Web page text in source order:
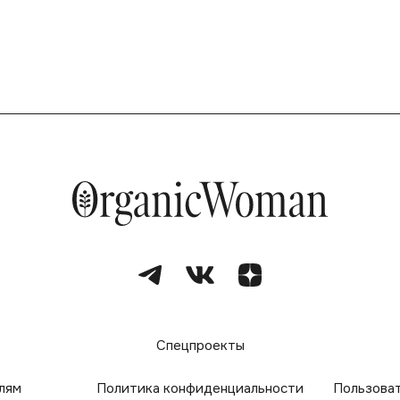
Спецпроекты
Политика конфиденциальности